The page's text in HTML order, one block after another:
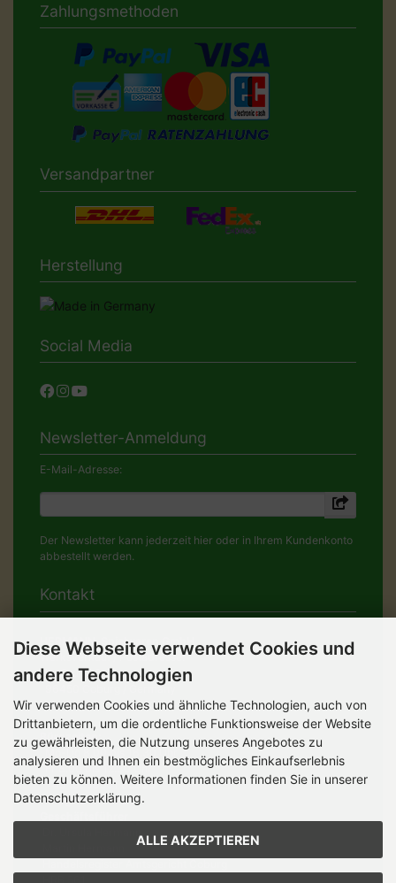
Zahlungsmethoden
Versandpartner
Herstellung
Social Media
Newsletter-Anmeldung
E-Mail-Adresse:
Der Newsletter kann jederzeit hier oder in Ihrem Kundenkonto
abbestellt werden.
Kontakt
HERMANN-Spielwaren GmbH
Werksverkauf / Postadresse:
Im Grund 9-11
96450 Coburg / Germany
Mo-Do 8.00 bis 16.30 Uhr
Bürozeiten:
Mo-Do 8.00 bis 16.30 Uhr
Fr 8.00 bis 12.30 Uhr
+49 (0) 09561 85900
info@hermann.de
Diese Webseite verwendet Cookies und
andere Technologien
Wir verwenden Cookies und ähnliche Technologien, auch von
Drittanbietern, um die ordentliche Funktionsweise der Website
zu gewährleisten, die Nutzung unseres Angebotes zu
analysieren und Ihnen ein bestmögliches Einkaufserlebnis
bieten zu können. Weitere Informationen finden Sie in unserer
Datenschutzerklärung.
ALLE AKZEPTIEREN